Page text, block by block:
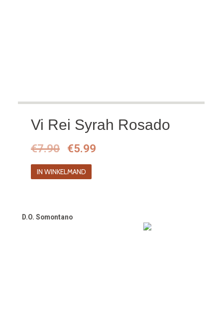
Vi Rei Syrah Rosado
€7.90
Oorspronkelijke
prijs
was:
€5.99
IN WINKELMAND
D.O. Somontano